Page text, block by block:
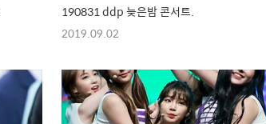
190831 ddp 늦은밤 콘서트.
2019.09.02